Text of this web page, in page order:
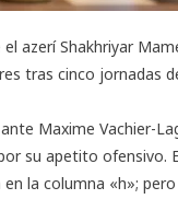
azerí Shakhriyar
tras cinco jornadas
Maxime Vachier-
su apetito ofensivo.
la columna «h»;